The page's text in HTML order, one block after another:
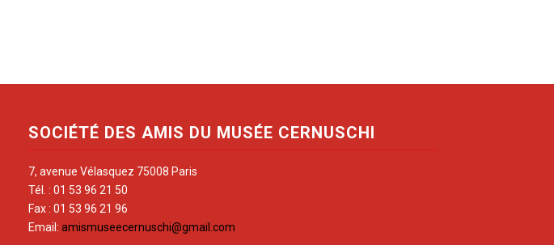
SOCIÉTÉ DES AMIS DU MUSÉE CERNUSCHI
7, avenue Vélasquez 75008 Paris
Tél. : 01 53 96 21 50
Fax : 01 53 96 21 96
Email: amismuseecernuschi@gmail.com